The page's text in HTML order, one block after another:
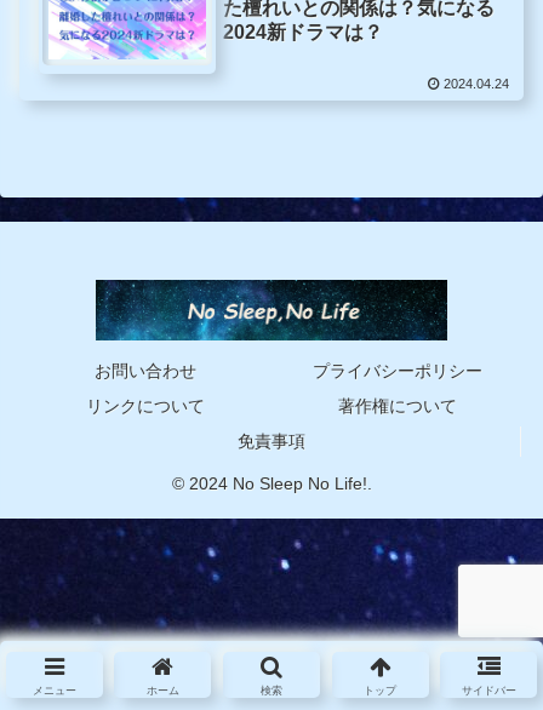
た檀れいとの関係は？気になる
2024新ドラマは？
2024.04.24
お問い合わせ
プライバシーポリシー
リンクについて
著作権について
免責事項
© 2024 No Sleep No Life!.
メニュー ホーム 検索 トップ サイドバー